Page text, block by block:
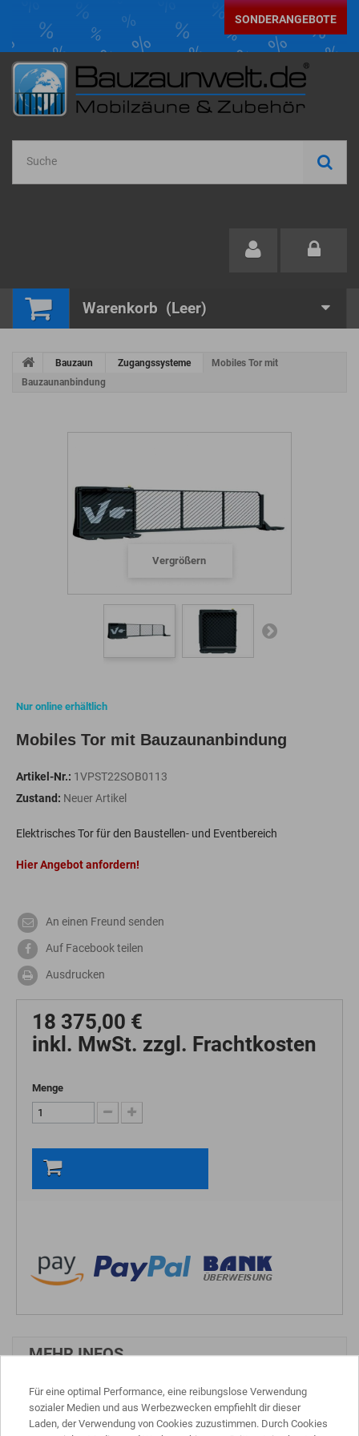
SONDERANGEBOTE
Warenkorb (Leer)
Bauzaun Zugangssysteme
Mobiles Tor mit
Bauzaunanbindung
Vergrößern
Nur online erhältlich
Mobiles Tor mit Bauzaunanbindung
Artikel-Nr.: 1VPST22SOB0113
Zustand: Neuer Artikel
Elektrisches Tor für den Baustellen- und Eventbereich
Hier Angebot anfordern!
An einen Freund senden
Auf Facebook teilen
Ausdrucken
18 375,00 €
inkl. MwSt. zzgl. Frachtkosten
Menge
MEHR INFOS
V-Gate - faltbares Schiebetor
Für eine optimal Performance, eine reibungslose Verwendung
sozialer Medien und aus Werbezwecken empfiehlt dir dieser
Laden, der Verwendung von Cookies zuzustimmen. Durch Cookies